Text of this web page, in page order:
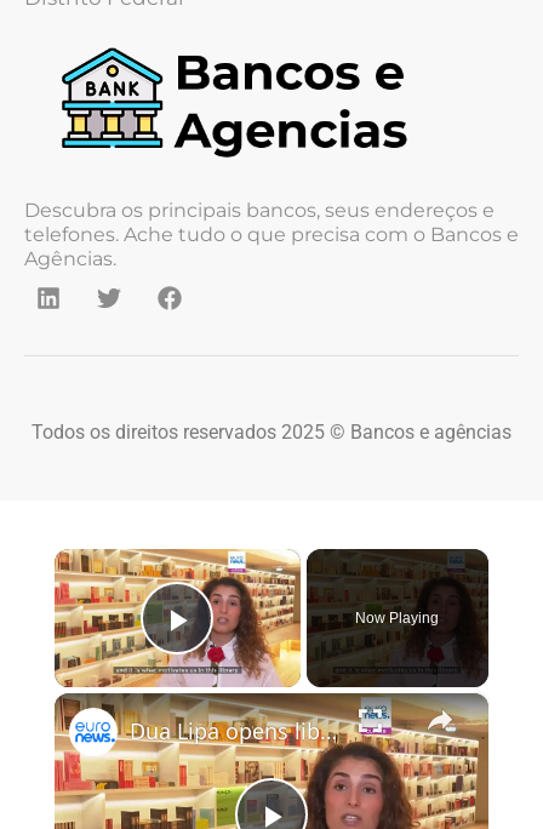
Descubra os principais bancos, seus endereços e
telefones. Ache tudo o que precisa com o Bancos e
Agências.
Todos os direitos reservados 2025 © Bancos e agências
×
Play Video
Now Playing
×
Dua Lipa opens library for banned and censored books in Portugal